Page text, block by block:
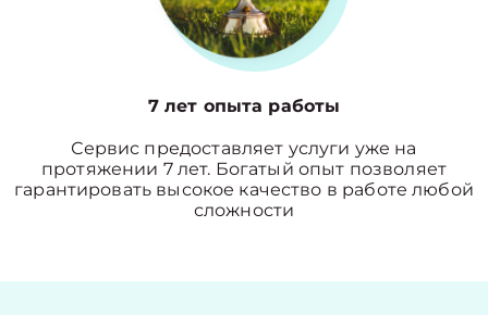
7 лет опыта работы
Сервис предоставляет услуги уже на
протяжении 7 лет. Богатый опыт позволяет
гарантировать высокое качество в работе любой
сложности